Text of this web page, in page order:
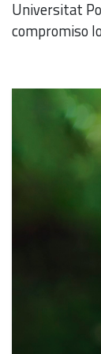
Universitat
compromiso